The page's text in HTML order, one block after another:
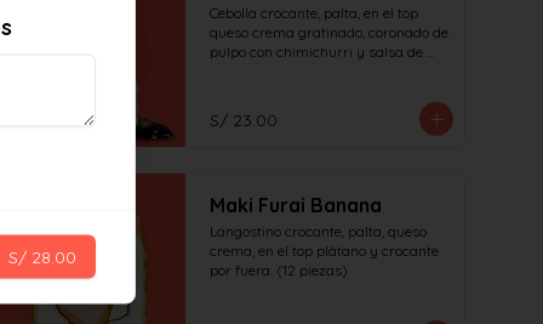
Cebolla crocante, palta, en el top
queso crema gratinado, coronado de
pulpo con chimichurri y salsa de
S/ 23.00
Maki Furai Banana
Langostino crocante, palta, queso
crema, en el top plátano y crocante
por fuera. (12 piezas)
S/ 28.00